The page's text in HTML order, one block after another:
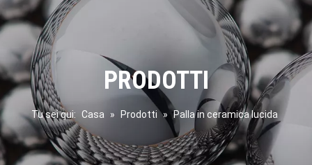
PRODOTTI
Tu sei qui: Casa » Prodotti » Palla in ceramica lucida